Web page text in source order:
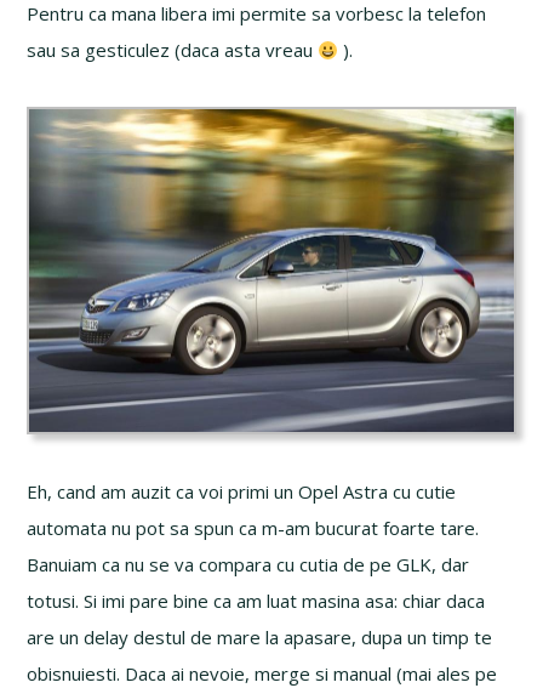
Pentru ca mana libera imi permite sa vorbesc la telefon
sau sa gesticulez (daca asta vreau
).
Eh, cand am auzit ca voi primi un Opel Astra cu cutie
automata nu pot sa spun ca m-am bucurat foarte tare.
Banuiam ca nu se va compara cu cutia de pe GLK, dar
totusi. Si imi pare bine ca am luat masina asa: chiar daca
are un delay destul de mare la apasare, dupa un timp te
obisnuiesti. Daca ai nevoie, merge si manual (mai ales pe